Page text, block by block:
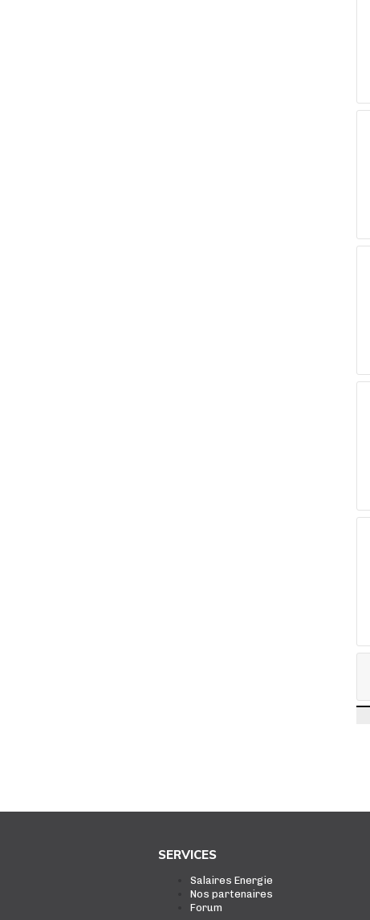
SERVICES
Salaires Energie
Nos partenaires
Forum